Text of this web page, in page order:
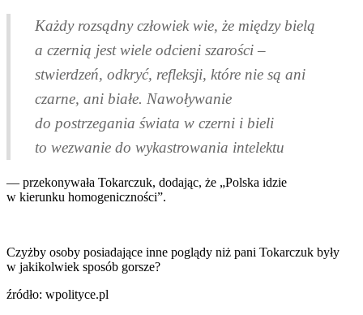
Każdy rozsądny człowiek wie, że między bielą
a czernią jest wiele odcieni szarości –
stwierdzeń, odkryć, refleksji, które nie są ani
czarne, ani białe. Nawoływanie
do postrzegania świata w czerni i bieli
to wezwanie do wykastrowania intelektu
— przekonywała Tokarczuk, dodając, że „Polska idzie
w kierunku homogeniczności”.
Czyżby osoby posiadające inne poglądy niż pani Tokarczuk były
w jakikolwiek sposób gorsze?
źródło: wpolityce.pl